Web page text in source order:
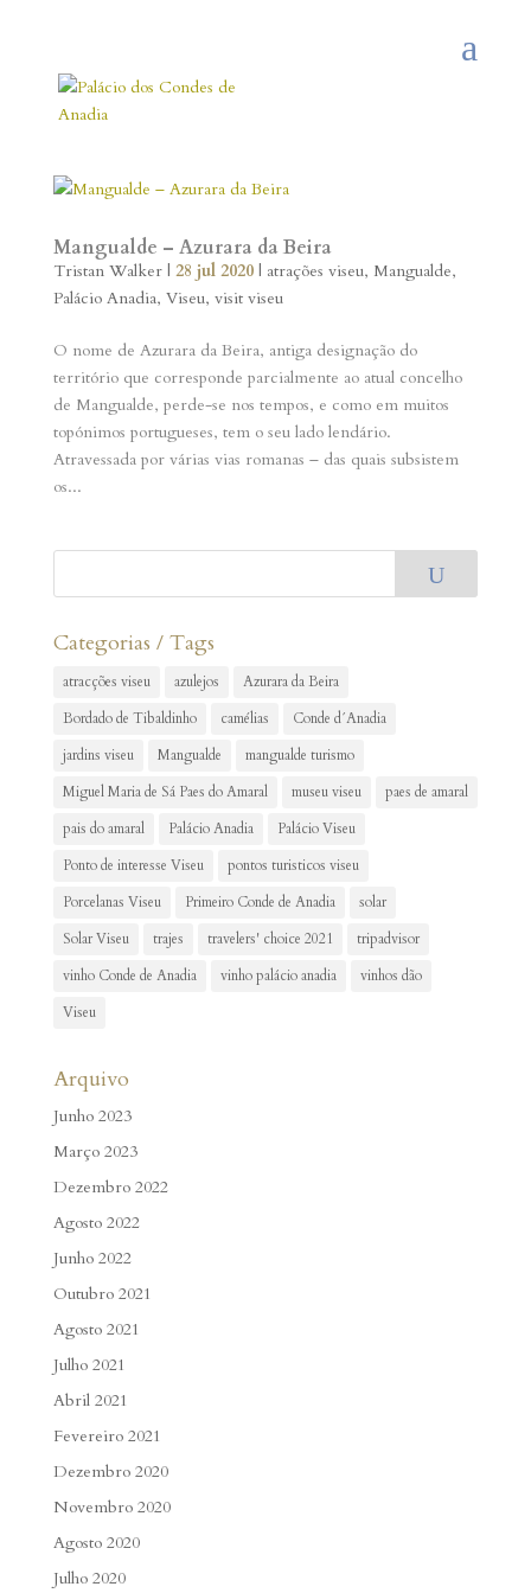
Mangualde – Azurara da Beira
Tristan Walker| 28 jul 2020| atrações viseu, Mangualde,
Palácio Anadia, Viseu, visit viseu
O nome de Azurara da Beira, antiga designação do
território que corresponde parcialmente ao atual concelho
de Mangualde, perde-se nos tempos, e como em muitos
topónimos portugueses, tem o seu lado lendário.
Atravessada por várias vias romanas – das quais subsistem
os...
U
Categorias / Tags
atracções viseu azulejos
Azurara da Beira
Bordado de Tibaldinho
camélias
Conde d´Anadia
jardins viseu
Mangualde
mangualde turismo
Miguel Maria de Sá Paes do Amaral
museu viseu
paes de amaral
pais do amaral
Palácio Anadia
Palácio Viseu
Ponto de interesse Viseu
pontos turisticos viseu
Porcelanas Viseu
Primeiro Conde de Anadia
solar
Solar Viseu
trajes travelers' choice 2021
tripadvisor
vinho Conde de Anadia
vinho palácio anadia
vinhos dão
Viseu
Arquivo
Junho 2023
Março 2023
Dezembro 2022
Agosto 2022
Junho 2022
Outubro 2021
Agosto 2021
Julho 2021
Abril 2021
Fevereiro 2021
Dezembro 2020
Novembro 2020
Agosto 2020
Julho 2020